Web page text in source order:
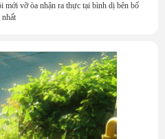
mới vỡ òa nhận ra thực tại bình dị bên bố
nhất